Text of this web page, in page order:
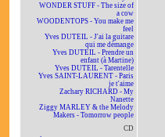
WONDER STUFF - The size of
a cow
WOODENTOPS - You make me
feel
Yves DUTEIL - J'ai la guitare
qui me démange
Yves DUTEIL - Prendre un
enfant (à Martine)
Yves DUTEIL - Tarentelle
Yves SAINT-LAURENT - Paris
je t'aime
Zachary RICHARD - My
Nanette
Ziggy MARLEY & the Melody
Makers - Tomorrow people
CD